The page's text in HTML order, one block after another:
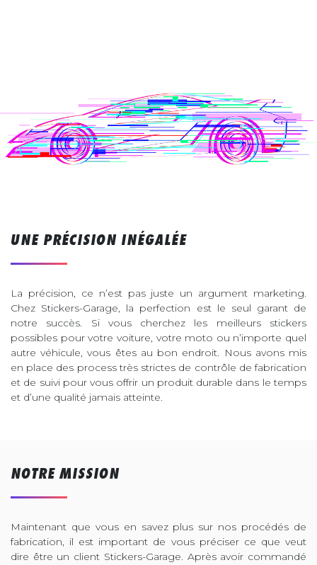
UNE PRÉCISION INÉGALÉE
La précision, ce n’est pas juste un argument marketing.
Chez Stickers-Garage, la perfection est le seul garant de
notre succès. Si vous cherchez les meilleurs stickers
possibles pour votre voiture, votre moto ou n’importe quel
autre véhicule, vous êtes au bon endroit. Nous avons mis
en place des process très strictes de contrôle de fabrication
et de suivi pour vous offrir un produit durable dans le temps
et d’une qualité jamais atteinte.
NOTRE MISSION
Maintenant que vous en savez plus sur nos procédés de
fabrication, il est important de vous préciser ce que veut
dire être un client Stickers-Garage. Après avoir commandé